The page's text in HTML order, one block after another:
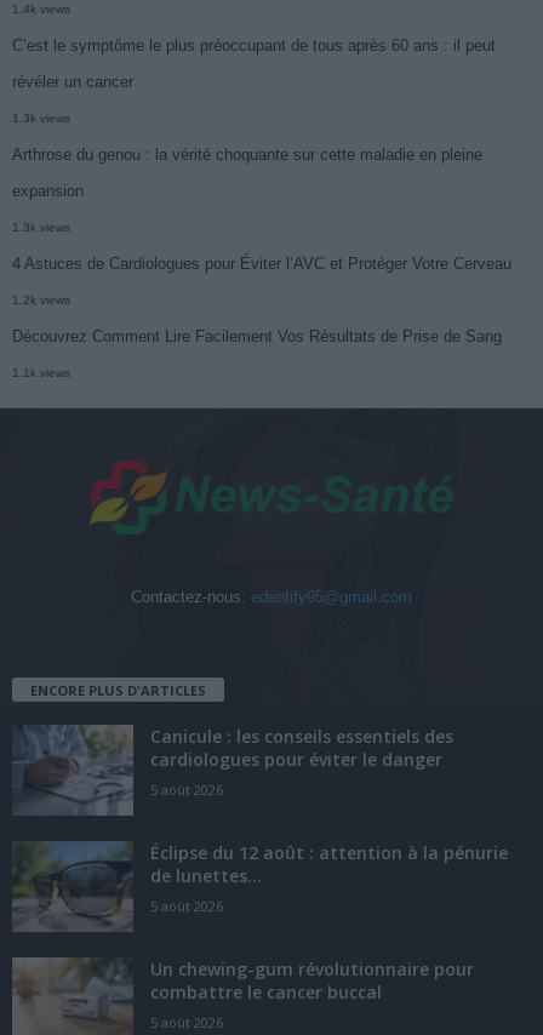
1.4k views
C’est le symptôme le plus préoccupant de tous après 60 ans : il peut
révéler un cancer
1.3k views
Arthrose du genou : la vérité choquante sur cette maladie en pleine
expansion
1.3k views
4 Astuces de Cardiologues pour Éviter l’AVC et Protéger Votre Cerveau
1.2k views
Découvrez Comment Lire Facilement Vos Résultats de Prise de Sang
1.1k views
Contactez-nous: edentify95@gmail.com
ENCORE PLUS D'ARTICLES
Canicule : les conseils essentiels des
cardiologues pour éviter le danger
5 août 2026
Éclipse du 12 août : attention à la pénurie
de lunettes...
5 août 2026
Un chewing-gum révolutionnaire pour
combattre le cancer buccal
5 août 2026